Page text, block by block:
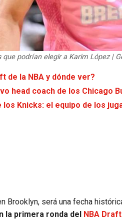
que podrían elegir a Karim López |
de la NBA y dónde ver?
head coach de los Chicago
Knicks: el equipo de los
Brooklyn, será una fecha
la primera ronda del NBA